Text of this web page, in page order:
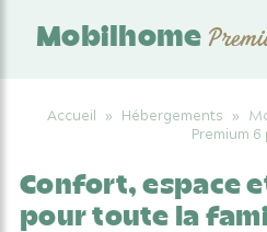
Mobilhome
Accueil » Hébergements »
Premium 6
Confort, espace
pour toute la